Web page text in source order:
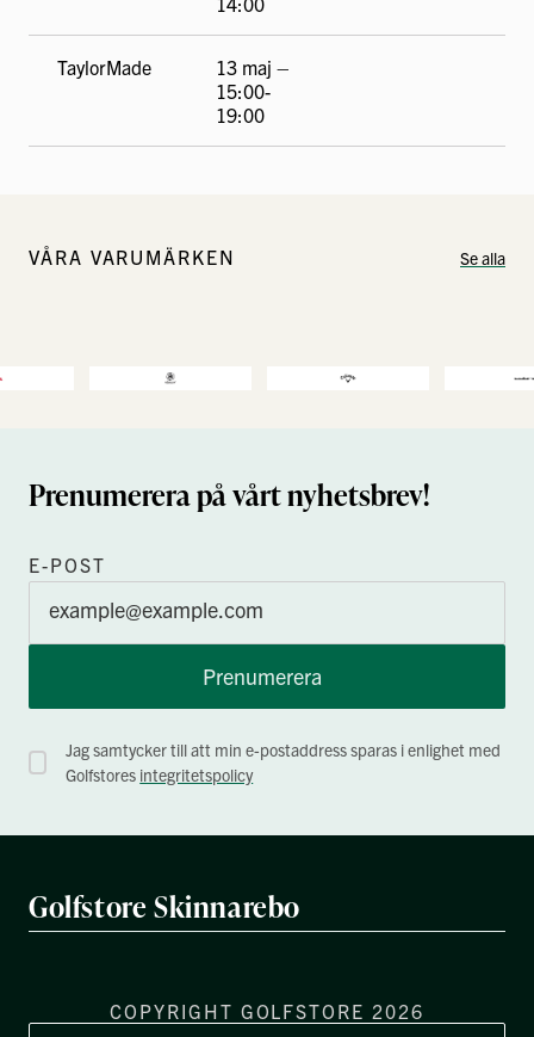
TaylorMade
13 maj –
15:00-
19:00
VÅRA VARUMÄRKEN Se alla
Prenumerera på vårt nyhetsbrev!
E-POST
Prenumerera
Jag samtycker till att min e-postaddress sparas i enlighet med
Golfstores integritetspolicy
Golfstore Skinnarebo
COPYRIGHT GOLFSTORE 2026